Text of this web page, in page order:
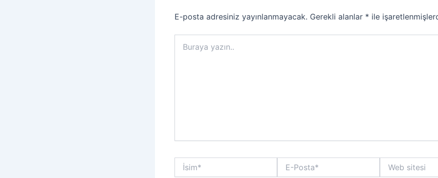
E-posta adresiniz yayınlanmayacak. Gerekli alanlar * ile
yazın..
İsim*
Posta*
sitesi